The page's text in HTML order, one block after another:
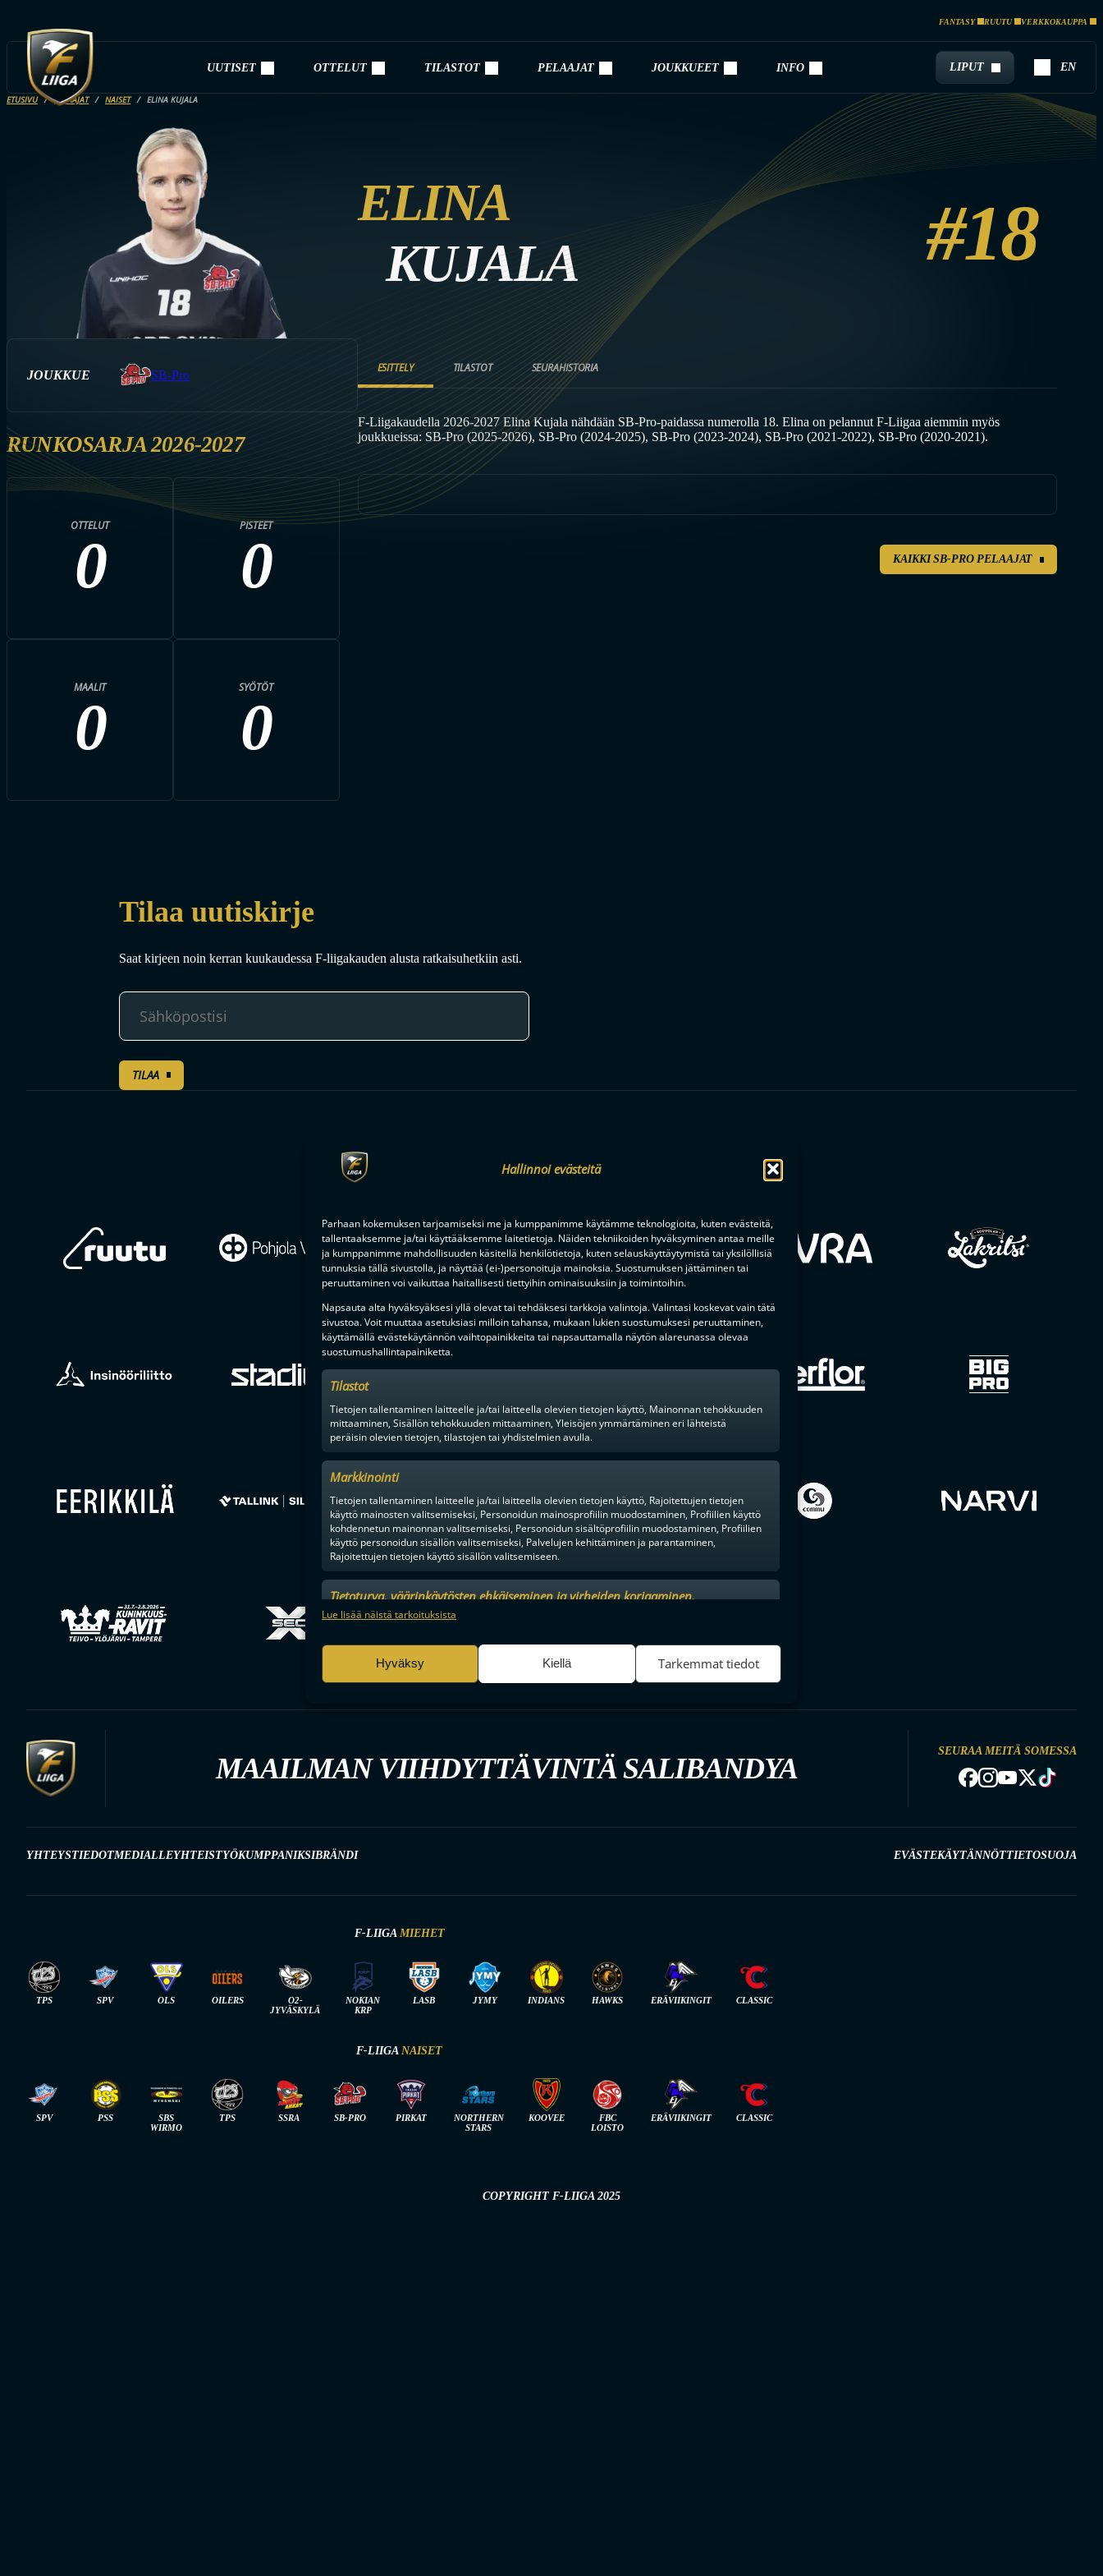
Hallinnoi evästeitä
Parhaan kokemuksen tarjoamiseksi me ja kumppanimme käytämme teknologioita, kuten evästeitä,
tallentaaksemme ja/tai käyttääksemme laitetietoja. Näiden tekniikoiden hyväksyminen antaa meille
ja kumppanimme mahdollisuuden käsitellä henkilötietoja, kuten selauskäyttäytymistä tai yksilöllisiä
tunnuksia tällä sivustolla, ja näyttää (ei-)personoituja mainoksia. Suostumuksen jättäminen tai
peruuttaminen voi vaikuttaa haitallisesti tiettyihin ominaisuuksiin ja toimintoihin.
Napsauta alta hyväksyäksesi yllä olevat tai tehdäksesi tarkkoja valintoja. Valintasi koskevat vain tätä
sivustoa. Voit muuttaa asetuksiasi milloin tahansa, mukaan lukien suostumuksesi peruuttaminen,
käyttämällä evästekäytännön vaihtopainikkeita tai napsauttamalla näytön alareunassa olevaa
suostumushallintapainiketta.
Tilastot
Tietojen tallentaminen laitteelle ja/tai laitteella olevien tietojen käyttö, Mainonnan tehokkuuden
mittaaminen, Sisällön tehokkuuden mittaaminen, Yleisöjen ymmärtäminen eri lähteistä
peräisin olevien tietojen, tilastojen tai yhdistelmien avulla.
Markkinointi
Tietojen tallentaminen laitteelle ja/tai laitteella olevien tietojen käyttö, Rajoitettujen tietojen
käyttö mainosten valitsemiseksi, Personoidun mainosprofiilin muodostaminen, Profiilien käyttö
kohdennetun mainonnan valitsemiseksi, Personoidun sisältöprofiilin muodostaminen, Profiilien
käyttö personoidun sisällön valitsemiseksi, Palvelujen kehittäminen ja parantaminen,
Rajoitettujen tietojen käyttö sisällön valitsemiseen.
Tietoturva, väärinkäytösten ehkäiseminen ja virheiden korjaaminen,
Mainonnan ja sisällön tekninen jakelu, Tallenna ja ilmaise
Lue lisää näistä tarkoituksista
Hyväksy Kiellä Tarkemmat tiedot
FANTASY RUUTU VERKKOKAUPPA
UUTISET OTTELUT TILASTOT PELAAJAT JOUKKUEET INFO LIPUT EN
ETUSIVU PELAAJAT NAISET ELINA KUJALA
ELINA
KUJALA
#18
JOUKKUE SB-Pro
RUNKOSARJA 2026-2027
OTTELUT
0
PISTEET
0
MAALIT
0
SYÖTÖT
0
ESITTELY TILASTOT SEURAHISTORIA
F-Liigakaudella 2026-2027 Elina Kujala nähdään SB-Pro-paidassa numerolla 18. Elina on pelannut F-Liigaa aiemmin myös
joukkueissa: SB-Pro (2025-2026), SB-Pro (2024-2025), SB-Pro (2023-2024), SB-Pro (2021-2022), SB-Pro (2020-2021).
KAIKKI SB-PRO PELAAJAT
Tilaa uutiskirje
Saat kirjeen noin kerran kuukaudessa F-liigakauden alusta ratkaisuhetkiin asti.
TILAA
F-LIIGANKUMPPANIT
MAAILMAN VIIHDYTTÄVINTÄ SALIBANDYA
SEURAA MEITÄ SOMESSA
YHTEYSTIEDOTMEDIALLEYHTEISTYÖKUMPPANIKSIBRÄNDI EVÄSTEKÄYTÄNNÖTTIETOSUOJA
F-LIIGA MIEHET
TPS SPV OLS OILERS
O2-
JYVÄSKYLÄ
NOKIAN
KRP
LASB JYMY INDIANS HAWKS ERÄVIIKINGIT CLASSIC
F-LIIGA NAISET
SPV PSS
SBS
WIRMO
TPS SSRA SB-PRO PIRKAT
NORTHERN
STARS
KOOVEE
FBC
LOISTO
ERÄVIIKINGIT CLASSIC
COPYRIGHT F-LIIGA 2025